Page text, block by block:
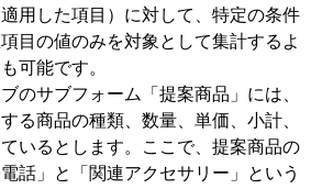
用した項目）に対して、特定の条件
目の値のみを対象として集計するよ
可能です。
のサブフォーム「提案商品」には、
る商品の種類、数量、単価、小計、
いるとします。ここで、提案商品の
話」と「関連アクセサリー」という